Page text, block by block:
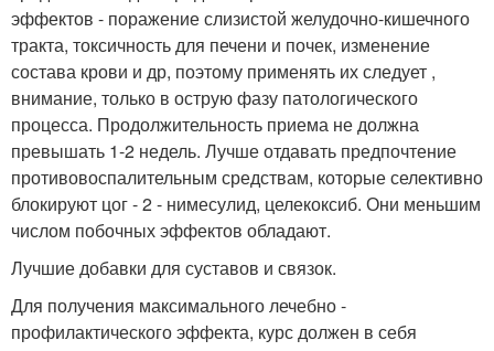
эффектов - поражение слизистой желудочно-кишечного
тракта, токсичность для печени и почек, изменение
состава крови и др, поэтому применять их следует ,
внимание, только в острую фазу патологического
процесса. Продолжительность приема не должна
превышать 1-2 недель. Лучше отдавать предпочтение
противовоспалительным средствам, которые селективно
блокируют цог - 2 - нимесулид, целекоксиб. Они меньшим
числом побочных эффектов обладают.
Лучшие добавки для суставов и связок.
Для получения максимального лечебно -
профилактического эффекта, курс должен в себя